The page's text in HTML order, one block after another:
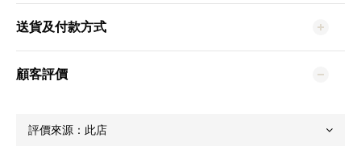
送貨及付款方式
顧客評價